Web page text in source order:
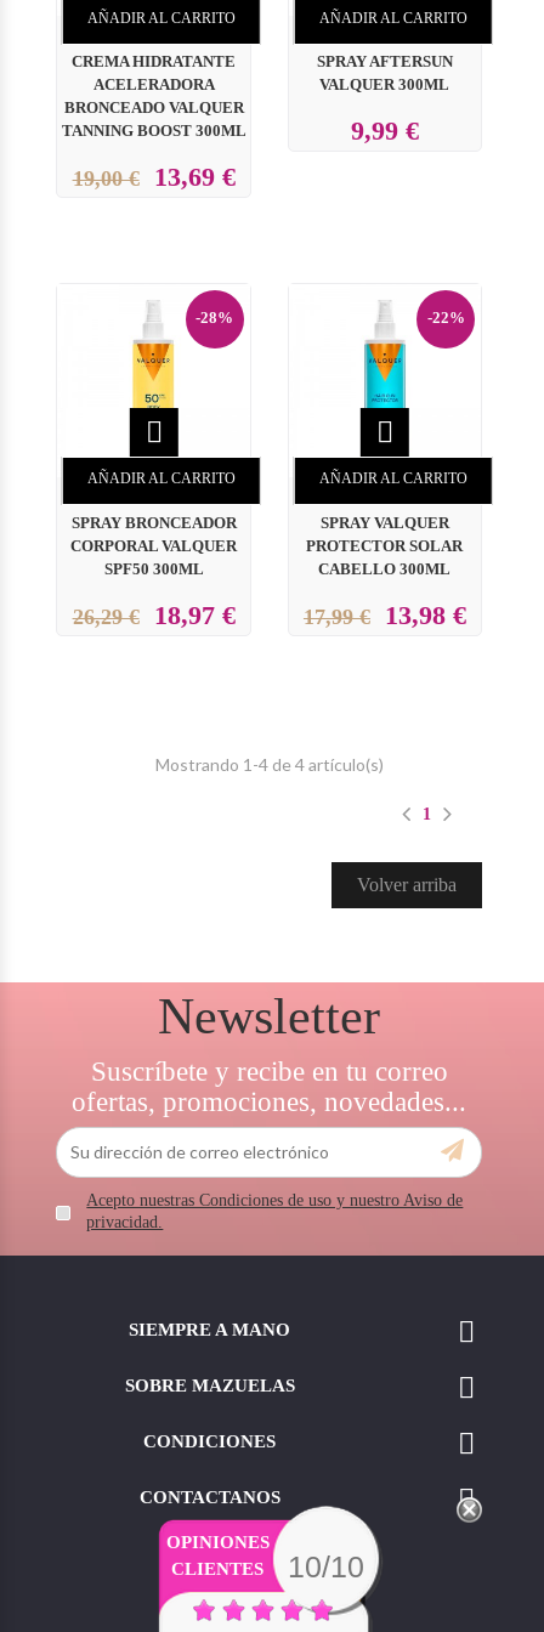
AÑADIR AL CARRITO
CREMA HIDRATANTE
ACELERADORA
BRONCEADO VALQUER
TANNING BOOST 300ML
19,00 € 13,69 €
AÑADIR AL CARRITO
SPRAY AFTERSUN
VALQUER 300ML
9,99 €
-28%

AÑADIR AL CARRITO
SPRAY BRONCEADOR
CORPORAL VALQUER
SPF50 300ML
26,29 € 18,97 €
-22%

AÑADIR AL CARRITO
SPRAY VALQUER
PROTECTOR SOLAR
CABELLO 300ML
17,99 € 13,98 €
Mostrando 1-4 de 4 artículo(s)
1
Volver arriba
Newsletter
Suscríbete y recibe en tu correo
ofertas, promociones, novedades...
Acepto nuestras Condiciones de uso y nuestro Aviso de
privacidad.
SIEMPRE A MANO 
SOBRE MAZUELAS 
CONDICIONES 
CONTACTANOS 
OPINIONES
CLIENTES
10/10